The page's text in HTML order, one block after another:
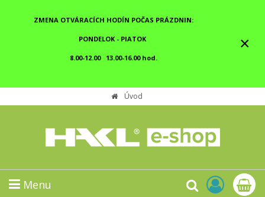
ZMENA OTVÁRACÍCH HODÍN POČAS PRÁZDNIN:
PONDELOK - PIATOK
8.00-12.00 13.00-16.00 hod.
×
Úvod
Menu